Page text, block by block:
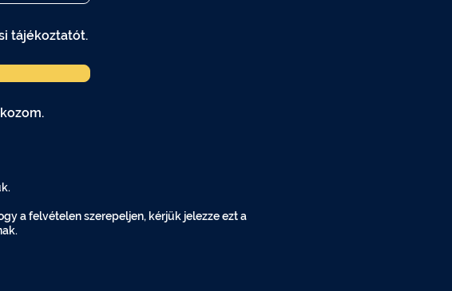
tájékoztatót.
a felvételen szerepeljen, kérjük jelezze ezt a